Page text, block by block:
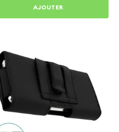
AJOUTER